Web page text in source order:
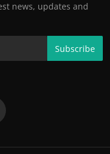
news, updates and
Subscribe